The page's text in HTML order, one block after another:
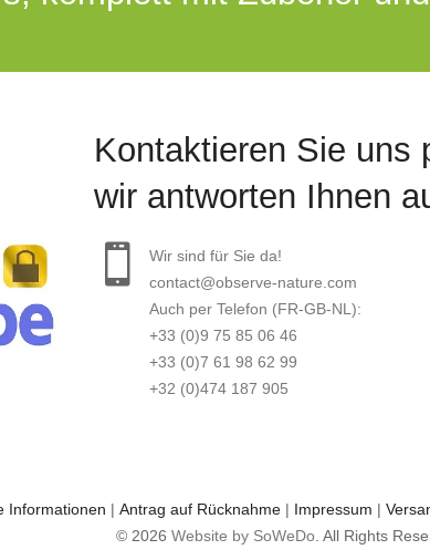
Kontaktieren Sie uns
wir antworten Ihnen
Wir sind für Sie da!
contact@observe-nature.com
Auch per Telefon (FR-GB-NL):
+33 (0)9 75 85 06 46
+33 (0)7 61 98 62 99
+32 (0)474 187 905
Informationen | Antrag auf Rücknahme| Impressum |
© 2026 Website by SoWeDo . All Rights